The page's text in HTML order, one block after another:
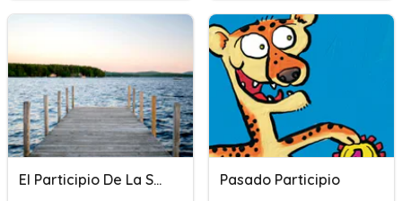
El Participio De La Señora Maria Pasado Participio